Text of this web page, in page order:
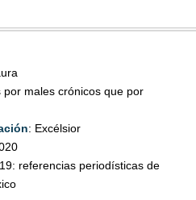
por males crónicos que por
: Excélsior
referencias periodísticas de